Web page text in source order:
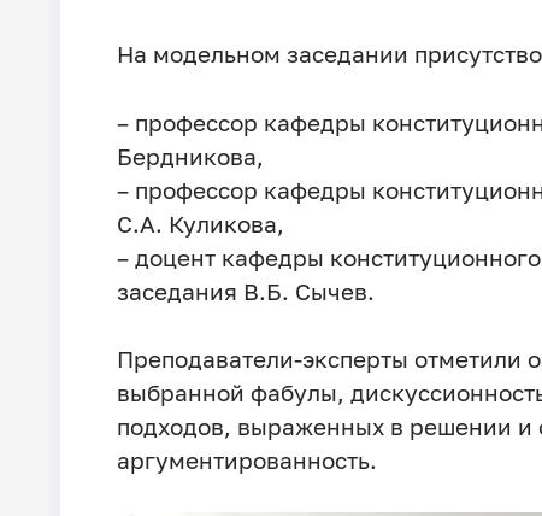
На модельном заседании
– профессор кафедры
Бердникова,
– профессор кафедры
С.А. Куликова,
– доцент кафедры
заседания В.Б. Сычев.
Преподаватели-эксперты отметили
выбранной фабулы,
подходов, выраженных в решении и
аргументированность.